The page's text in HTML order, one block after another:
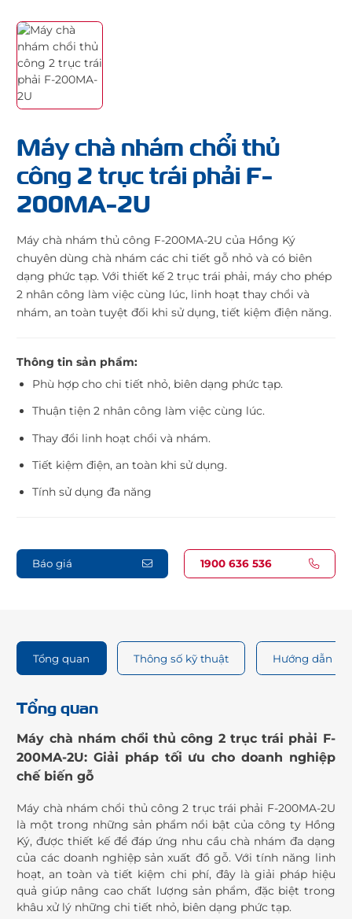
Máy chà nhám chổi thủ
công 2 trục trái phải F-
200MA-2U
Máy chà nhám thủ công F-200MA-2U của Hồng Ký
chuyên dùng chà nhám các chi tiết gỗ nhỏ và có biên
dạng phức tạp. Với thiết kế 2 trục trái phải, máy cho phép
2 nhân công làm việc cùng lúc, linh hoạt thay chổi và
nhám, an toàn tuyệt đối khi sử dụng, tiết kiệm điện năng.
Thông tin sản phẩm:
Phù hợp cho chi tiết nhỏ, biên dạng phức tạp.
Thuận tiện 2 nhân công làm việc cùng lúc.
Thay đổi linh hoạt chổi và nhám.
Tiết kiệm điện, an toàn khi sử dụng.
Tính sử dụng đa năng
Báo giá 1900 636 536
Tổng quan Thông số kỹ thuật Hướng dẫn sử
Tổng quan
Máy chà nhám chổi thủ công 2 trục trái phải F-
200MA-2U: Giải pháp tối ưu cho doanh nghiệp
chế biến gỗ
Máy chà nhám chổi thủ công 2 trục trái phải F-200MA-2U
là một trong những sản phẩm nổi bật của công ty Hồng
Ký, được thiết kế để đáp ứng nhu cầu chà nhám đa dạng
của các doanh nghiệp sản xuất đồ gỗ. Với tính năng linh
hoạt, an toàn và tiết kiệm chi phí, đây là giải pháp hiệu
quả giúp nâng cao chất lượng sản phẩm, đặc biệt trong
khâu xử lý những chi tiết nhỏ, biên dạng phức tạp.